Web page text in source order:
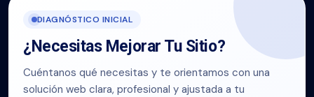
DIAGNÓSTICO INICIAL
¿Necesitas Mejorar Tu Sitio?
Cuéntanos qué necesitas y te orientamos con una
solución web clara, profesional y ajustada a tu